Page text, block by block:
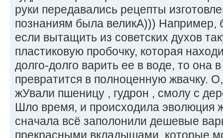
руки передавались рецепты
познаниям была великА))) Например,
если вытащить из советских духов
пластиковую пробочку, которая
долго-долго варить ее в воде, то она
превратится в полноценную жвачку.
жУвали пшеницу , гудрон , смолу с
Шло время, и происходила эволюция
сначала всё заполонили дешевые
прекрасными вкладышами, которые